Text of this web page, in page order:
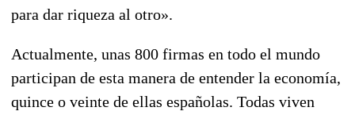
para dar riqueza al otro».
Actualmente, unas 800 firmas en todo el mundo
participan de esta manera de entender la economía,
quince o veinte de ellas españolas. Todas viven